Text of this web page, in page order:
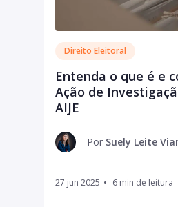
Direito Eleitoral
Entenda o que é e
Ação de
AIJE
Por Suely Leite
27 jun 2025 •